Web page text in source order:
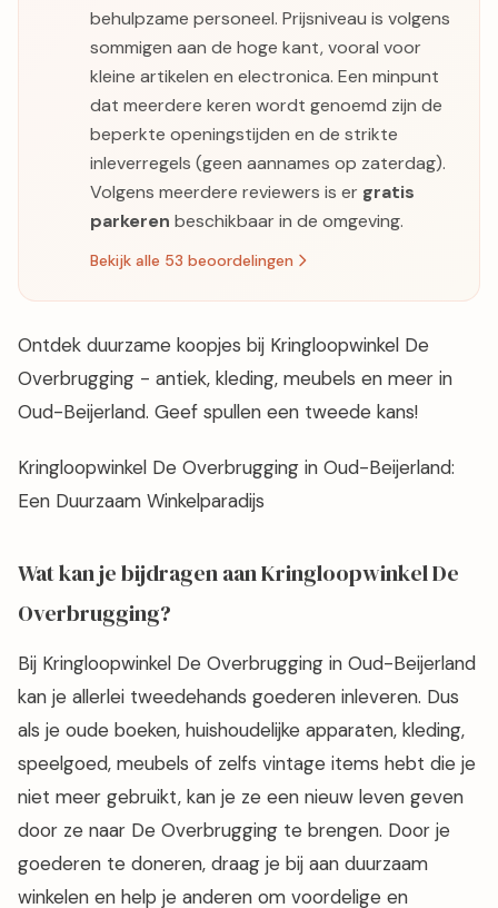
behulpzame personeel. Prijsniveau is volgens
sommigen aan de hoge kant, vooral voor
kleine artikelen en electronica. Een minpunt
dat meerdere keren wordt genoemd zijn de
beperkte openingstijden en de strikte
inleverregels (geen aannames op zaterdag).
Volgens meerdere reviewers is er gratis
parkeren beschikbaar in de omgeving.
Bekijk alle 53 beoordelingen
Ontdek duurzame koopjes bij Kringloopwinkel De
Overbrugging - antiek, kleding, meubels en meer in
Oud-Beijerland. Geef spullen een tweede kans!
Kringloopwinkel De Overbrugging in Oud-Beijerland:
Een Duurzaam Winkelparadijs
Wat kan je bijdragen aan Kringloopwinkel De
Overbrugging?
Bij Kringloopwinkel De Overbrugging in Oud-Beijerland
kan je allerlei tweedehands goederen inleveren. Dus
als je oude boeken, huishoudelijke apparaten, kleding,
speelgoed, meubels of zelfs vintage items hebt die je
niet meer gebruikt, kan je ze een nieuw leven geven
door ze naar De Overbrugging te brengen. Door je
goederen te doneren, draag je bij aan duurzaam
winkelen en help je anderen om voordelige en